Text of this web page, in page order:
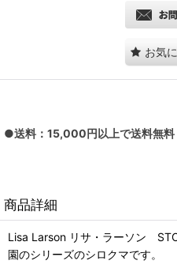
お気
●送料：15,000円以上で送料無料
商品詳細
Lisa Larson リサ・ラーソン
園のシリーズのシロクマです。